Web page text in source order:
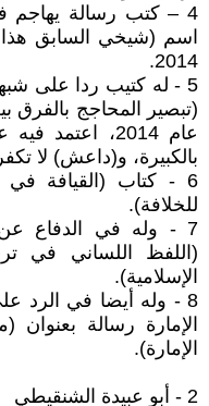
4 – كتب رسالة يهاجم
2014.
5 - له كتيب ردا على
(تبصير المحاجج بالفرق
عام 2014،
بالكبيرة، و(داعش) لا
6 - كتاب (القيافة
للخلافة).
7 - وله في الدفاع
(اللفظ اللساني في
الإسلامية).
8 - وله أيضا في الرد
الإمارة رسالة
الإمارة).
2 - أبو عبيدة الشنقيطي